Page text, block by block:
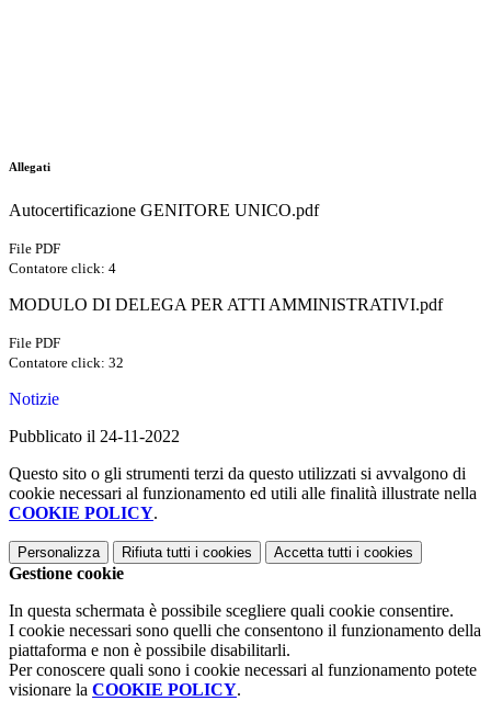
Allegati
Autocertificazione GENITORE UNICO.pdf
File PDF
Contatore click: 4
MODULO DI DELEGA PER ATTI AMMINISTRATIVI.pdf
File PDF
Contatore click: 32
Notizie
Pubblicato il 24-11-2022
Questo sito o gli strumenti terzi da questo utilizzati si avvalgono di
cookie necessari al funzionamento ed utili alle finalità illustrate nella
COOKIE POLICY.
Personalizza Rifiuta tutti i cookies Accetta tutti i cookies
Gestione cookie
In questa schermata è possibile scegliere quali cookie consentire.
I cookie necessari sono quelli che consentono il funzionamento della
piattaforma e non è possibile disabilitarli.
Per conoscere quali sono i cookie necessari al funzionamento potete
visionare la COOKIE POLICY.